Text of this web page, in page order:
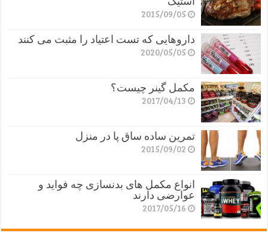
2015/09/05
داروهایی که تست اعتیاد را مثبت می کنند
2020/05/05
مکمل گینر چیست؟
2017/04/13
تمرین ساده ساق پا در منزل
2015/09/02
انواع مکمل های بدنسازی چه فواید و
عوارضی دارند
2017/05/16